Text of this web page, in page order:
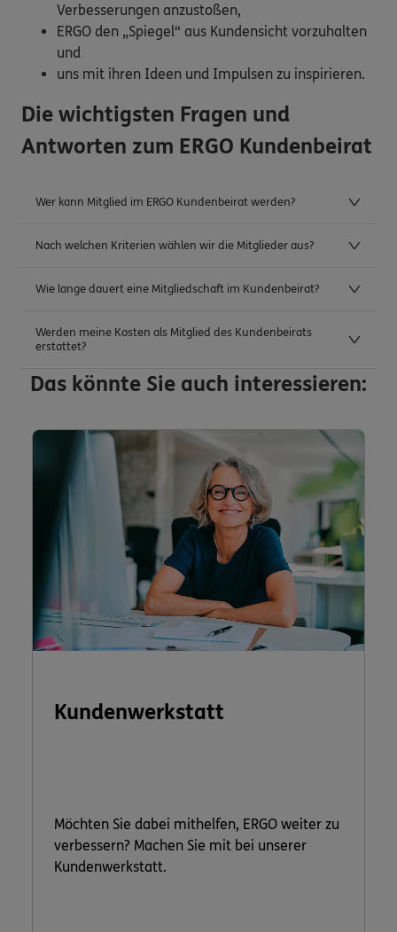
Verbesserungen anzustoßen,
ERGO den „Spiegel“ aus Kundensicht vorzuhalten
und
uns mit ihren Ideen und Impulsen zu inspirieren.
Die wichtigsten Fragen und
Antworten zum ERGO Kundenbeirat
Wer kann Mitglied im ERGO Kundenbeirat werden?
Nach welchen Kriterien wählen wir die Mitglieder aus?
Wie lange dauert eine Mitgliedschaft im Kundenbeirat?
Werden meine Kosten als Mitglied des Kundenbeirats
erstattet?
Das könnte Sie auch interessieren:
Kundenwerkstatt
Möchten Sie dabei mithelfen, ERGO weiter zu
verbessern? Machen Sie mit bei unserer
Kundenwerkstatt.